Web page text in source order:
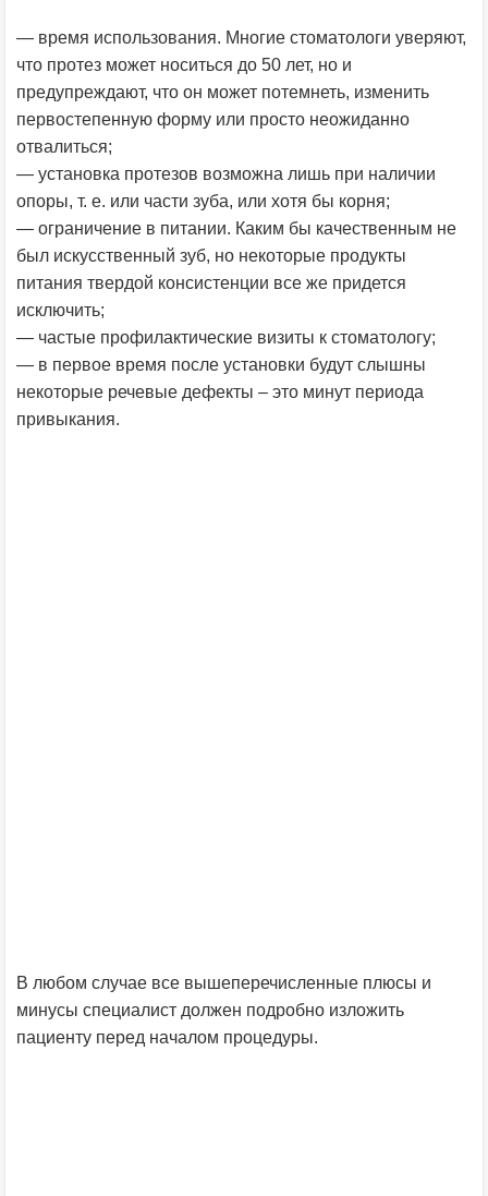
— время использования. Многие стоматологи уверяют,
что протез может носиться до 50 лет, но и
предупреждают, что он может потемнеть, изменить
первостепенную форму или просто неожиданно
отвалиться;
— установка протезов возможна лишь при наличии
опоры, т. е. или части зуба, или хотя бы корня;
— ограничение в питании. Каким бы качественным не
был искусственный зуб, но некоторые продукты
питания твердой консистенции все же придется
исключить;
— частые профилактические визиты к стоматологу;
— в первое время после установки будут слышны
некоторые речевые дефекты – это минут периода
привыкания.
В любом случае все вышеперечисленные плюсы и
минусы специалист должен подробно изложить
пациенту перед началом процедуры.